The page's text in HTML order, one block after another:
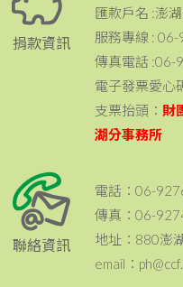
捐款資訊
匯款戶名 :澎
服務專線 :
傳真電話 :06-
電子發票愛心
支票抬頭： 財
湖分事務所
聯絡資訊
電話：06-
傳真：06-
地址：880澎
email：